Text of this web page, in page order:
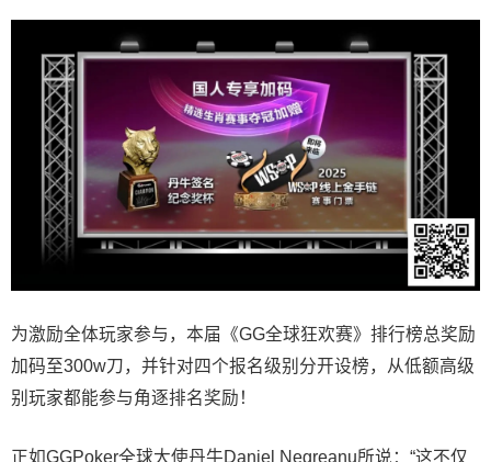
为激励全体玩家参与，本届《GG全球狂欢赛》排行榜总奖励
加码至300w刀，并针对四个报名级别分开设榜，从低额高级
别玩家都能参与角逐排名奖励！
正如GGPoker全球大使丹牛Daniel Negreanu所说：“这不仅